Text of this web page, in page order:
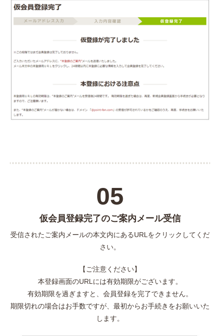
05
仮会員登録完了のご案内メール受信
受信されたご案内メールの本文内にあるURLをクリックしてくだ
さい。
【ご注意ください】
本登録画面のURLには有効期限がございます。
有効期限を過ぎますと、会員登録を完了できません。
期限切れの場合はお手数ですが、最初からお手続きをお願いいた
します。